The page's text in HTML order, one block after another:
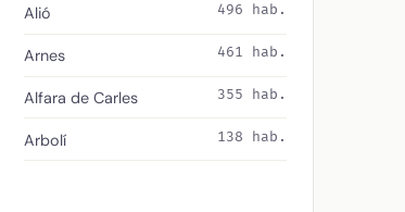
Alió 496 hab.
Arnes 461 hab.
Alfara de Carles 355 hab.
Arbolí 138 hab.